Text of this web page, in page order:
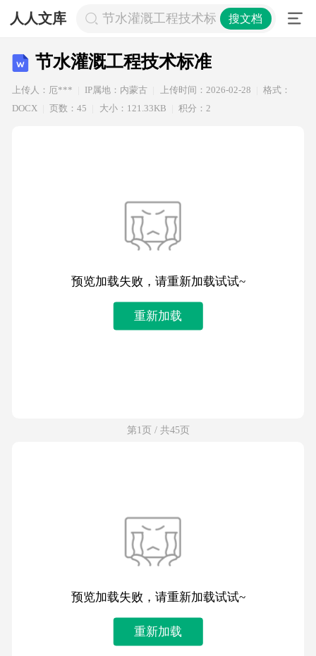
人人文库 节水灌溉工程技术标准搜文档
节水灌溉工程技术标准
上传人：厄*** IP属地：内蒙古 上传时间：2026-02-28
格式：
DOCX
页数：45 大小：121.33KB 积分：2
预览加载失败，请重新加载试试~
重新加载
第1页 / 共45页
预览加载失败，请重新加载试试~
重新加载